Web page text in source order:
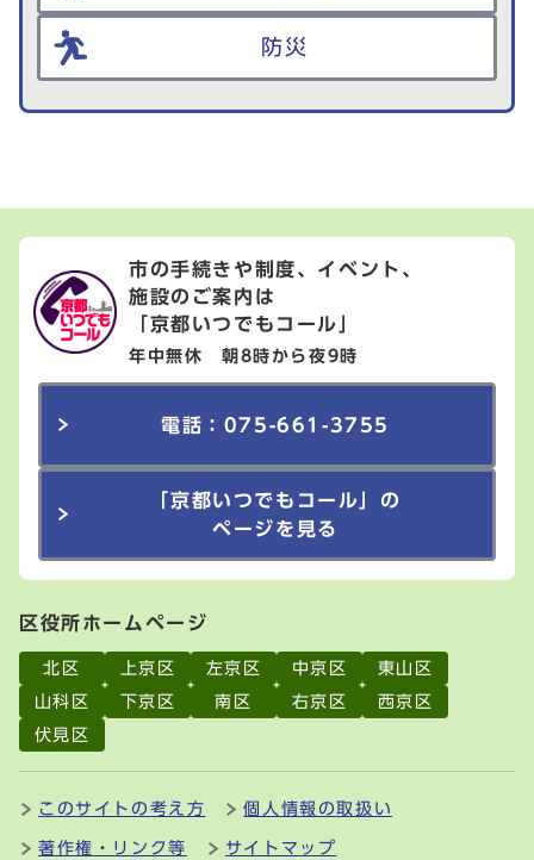
防災
市の手続きや制度、イベント、
施設のご案内は
「京都いつでもコール」
年中無休 朝8時から夜9時
電話：075-661-3755
「京都いつでもコール」の
ページを見る
区役所ホームページ
北区 上京区 左京区 中京区
東山区
山科区
下京区 南区 右京区
西京区
伏見区
このサイトの考え方 個人情報の取扱い
著作権・リンク等 サイトマップ